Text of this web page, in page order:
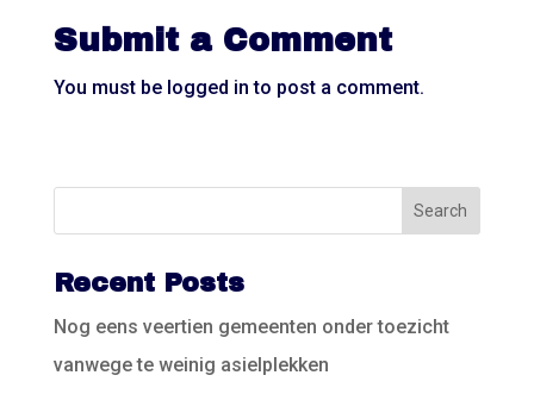
Submit a Comment
You must be logged in to post a comment.
Recent Posts
Nog eens veertien gemeenten onder toezicht
vanwege te weinig asielplekken